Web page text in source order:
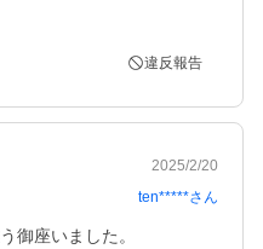
違反報告
2025/2/20
ten*****さん